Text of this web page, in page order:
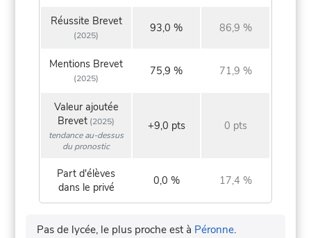
Réussite Brevet
(2025)
93,0 % 86,9 %
Mentions Brevet
(2025)
75,9 % 71,9 %
Valeur ajoutée
Brevet (2025)
tendance au-dessus
du pronostic
+9,0 pts 0 pts
Part d'élèves
dans le privé
0,0 % 17,4 %
Pas de lycée, le plus proche est à Péronne.